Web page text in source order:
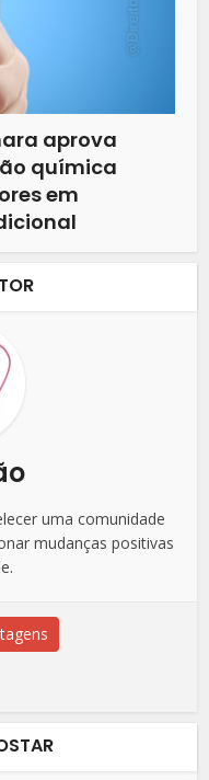
aprova
química
em
uma comunidade
mudanças positivas